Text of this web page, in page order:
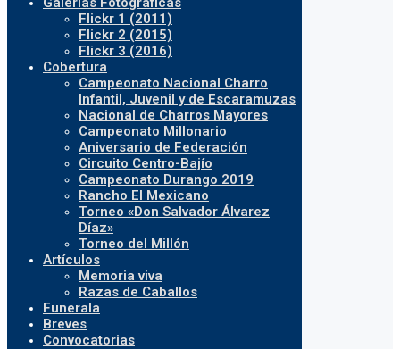
Flickr 1 (2011)
Flickr 2 (2015)
Flickr 3 (2016)
Cobertura
Campeonato Nacional Charro
Infantil, Juvenil y de Escaramuzas
Nacional de Charros Mayores
Campeonato Millonario
Aniversario de Federación
Circuito Centro-Bajío
Campeonato Durango 2019
Rancho El Mexicano
Torneo «Don Salvador Álvarez
Díaz»
Torneo del Millón
Artículos
Memoria viva
Razas de Caballos
Funerala
Breves
Convocatorias